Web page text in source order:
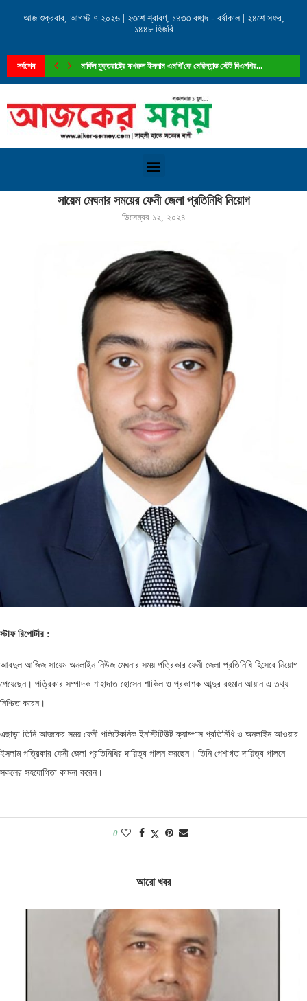
আজ শুক্রবার, আগস্ট ৭ ২০২৬ | ২৩শে শ্রাবণ, ১৪৩৩ বঙ্গাব্দ - বর্ষাকাল | ২৪শে সফর,
১৪৪৮ হিজরি
সর্বশেষ মার্কিন যুক্তরাষ্ট্রে ফখরুল ইসলাম এমপি’কে মেরিল্যান্ড স্টেট বিএনপির...
সায়েম মেঘনার সময়ের ফেনী জেলা প্রতিনিধি নিয়োগ
সায়েম মেঘনার সময়ের ফেনী জেলা প্রতিনিধি নিয়োগ
ডিসেম্বর ১২, ২০২৪
স্টাফ রিপোর্টার :
আবদুল আজিজ সায়েম অনলাইন নিউজ মেঘনার সময় পত্রিকার ফেনী জেলা প্রতিনিধি হিসেবে নিয়োগ
পেয়েছেন। পত্রিকার সম্পাদক শাহাদাত হোসেন শাকিল ও প্রকাশক আব্দুর রহমান আয়ান এ তথ্য
নিশ্চিত করেন।
এছাড়া তিনি আজকের সময় ফেনী পলিটেকনিক ইনস্টিটিউট ক্যাম্পাস প্রতিনিধি ও অনলাইন আওয়ার
ইসলাম পত্রিকার ফেনী জেলা প্রতিনিধির দায়িত্ব পালন করছেন। তিনি পেশাগত দায়িত্ব পালনে
সকলের সহযোগিতা কামনা করেন।
0
আরো খবর